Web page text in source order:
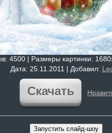
: 4500 | Размеры картинки:
Дата: 25.11.2011 | Добавил:
Скачать